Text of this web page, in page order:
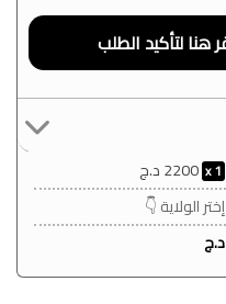
1
2200د.ج
إختر الولاية 👇
د.ج